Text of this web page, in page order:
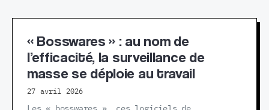
« Bosswares » : au nom de
l’efficacité, la surveillance de
masse se déploie au travail
27 avril 2026